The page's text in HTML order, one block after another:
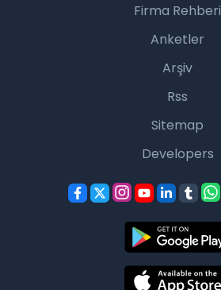
Firma Rehberi
Anketler
Arşiv
Rss
Sitemap
Developers